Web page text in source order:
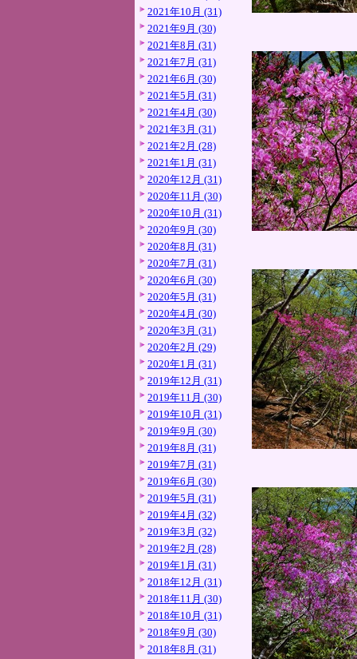
2021年10月 (31)
2021年9月 (30)
2021年8月 (31)
2021年7月 (31)
2021年6月 (30)
2021年5月 (31)
2021年4月 (30)
2021年3月 (31)
2021年2月 (28)
2021年1月 (31)
2020年12月 (31)
2020年11月 (30)
2020年10月 (31)
2020年9月 (30)
2020年8月 (31)
2020年7月 (31)
2020年6月 (30)
2020年5月 (31)
2020年4月 (30)
2020年3月 (31)
2020年2月 (29)
2020年1月 (31)
2019年12月 (31)
2019年11月 (30)
2019年10月 (31)
2019年9月 (30)
2019年8月 (31)
2019年7月 (31)
2019年6月 (30)
2019年5月 (31)
2019年4月 (32)
2019年3月 (32)
2019年2月 (28)
2019年1月 (31)
2018年12月 (31)
2018年11月 (30)
2018年10月 (31)
2018年9月 (30)
2018年8月 (31)